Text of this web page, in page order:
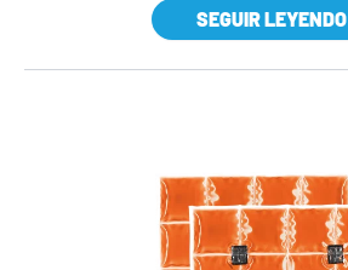
SEGUIR LEYENDO